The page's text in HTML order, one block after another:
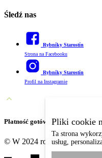
Śledź nas
Rybníky Starostín
Strona na Facebooku
Rybníky Starostín
Profil na Instagramie
Płatność gotówką CZK + PLN lub
© W 2024 roku był
Pliki cookie
Ta strona
usług,